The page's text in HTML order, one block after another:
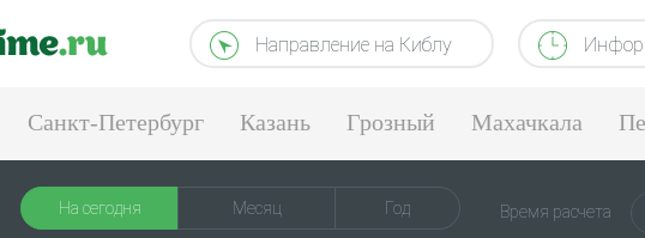
Направление на Киблу
Санкт-Петербург Казань Грозный Махачкала
На сегодня Месяц Год Время расчета